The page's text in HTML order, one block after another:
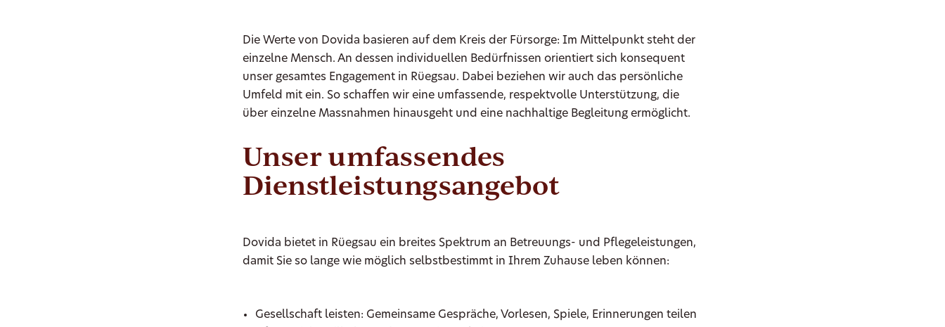
Die Werte von Dovida basieren auf dem Kreis der Fürsorge: Im Mittelpunkt steht der
einzelne Mensch. An dessen individuellen Bedürfnissen orientiert sich konsequent
unser gesamtes Engagement in Rüegsau. Dabei beziehen wir auch das persönliche
Umfeld mit ein. So schaffen wir eine umfassende, respektvolle Unterstützung, die
über einzelne Massnahmen hinausgeht und eine nachhaltige Begleitung ermöglicht.
Unser umfassendes
Dienstleistungsangebot
Dovida bietet in Rüegsau ein breites Spektrum an Betreuungs- und Pflegeleistungen,
damit Sie so lange wie möglich selbstbestimmt in Ihrem Zuhause leben können:
Gesellschaft leisten: Gemeinsame Gespräche, Vorlesen, Spiele, Erinnerungen teilen